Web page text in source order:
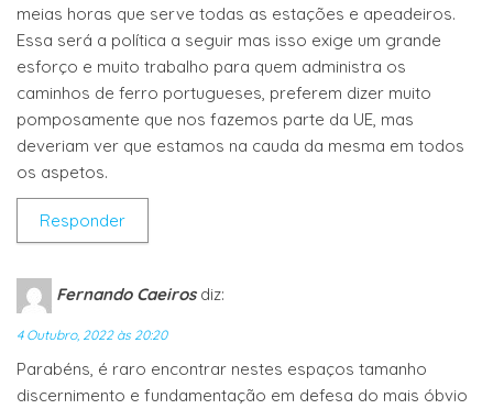
meias horas que serve todas as estações e apeadeiros.
Essa será a política a seguir mas isso exige um grande
esforço e muito trabalho para quem administra os
caminhos de ferro portugueses, preferem dizer muito
pomposamente que nos fazemos parte da UE, mas
deveriam ver que estamos na cauda da mesma em todos
os aspetos.
Responder
Fernando Caeiros diz:
4 Outubro, 2022 às 20:20
Parabéns, é raro encontrar nestes espaços tamanho
discernimento e fundamentação em defesa do mais óbvio